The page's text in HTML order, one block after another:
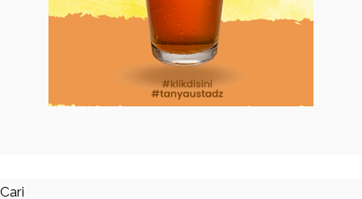
Cari